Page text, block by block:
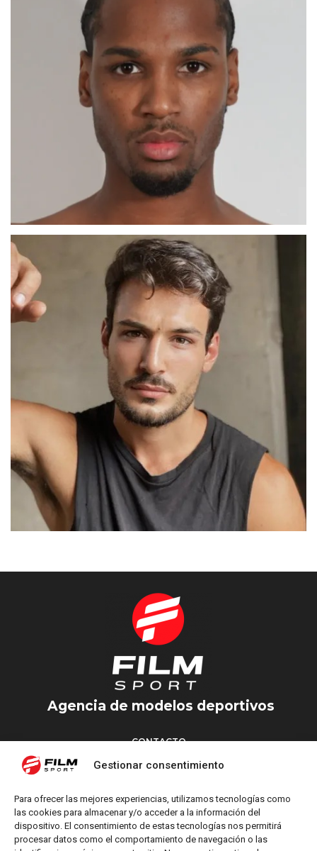
Gestionar consentimiento
Para ofrecer las mejores experiencias, utilizamos tecnologías como
las cookies para almacenar y/o acceder a la información del
dispositivo. El consentimiento de estas tecnologías nos permitirá
procesar datos como el comportamiento de navegación o las
AHDYL
MADRID
MARTIN
Agencia de modelos deportivos
CONTACTO
Torrent d’en Vidalet, 51 baixos
M: info@filmsport.es
Aviso Legal
Política de Privacidad